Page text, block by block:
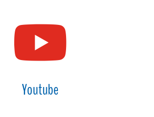

Youtube